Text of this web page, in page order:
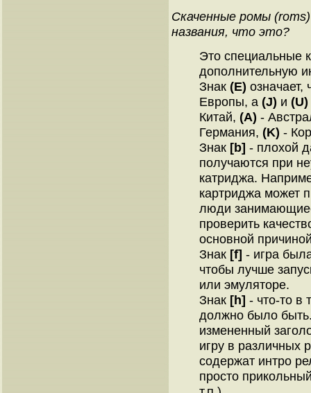
Скаченные ромы
названия, что это?
Это специальные
дополнительную
Знак (E)
Европы, а (J) и (U)
Китай, (A) -
Германия, (K) -
Знак [b] - плохой
получаются при
катриджа.
картриджа может
люди
проверить
основной
Знак [f] - игра
чтобы лучше
или эмуляторе.
Знак [h] - что-то в
должно было
измененный
игру в различных
содержат интро
просто